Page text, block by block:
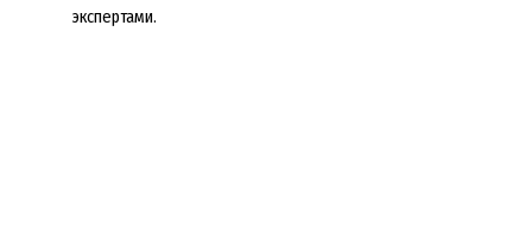
экспертами.